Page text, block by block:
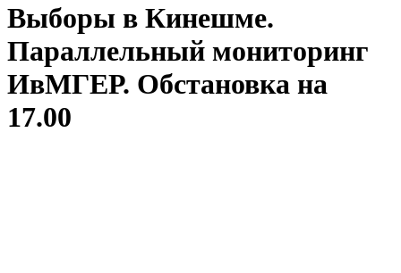
Выборы в Кинешме.
Параллельный мониторинг
ИвМГЕР. Обстановка на
17.00